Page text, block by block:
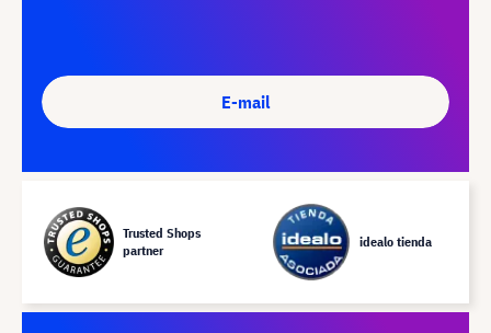
E-mail
Trusted Shops
partner
idealo tienda